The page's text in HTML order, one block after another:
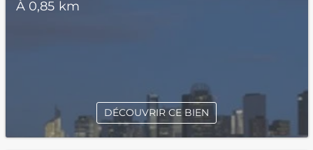
À 0,85 km
DÉCOUVRIR CE BIEN